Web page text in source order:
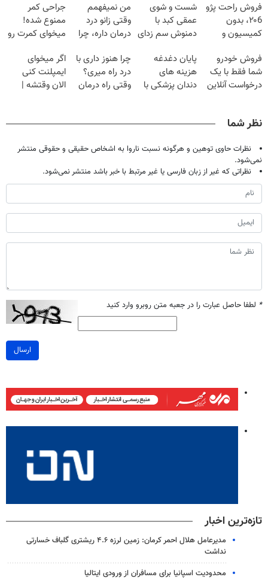
فروش راحت پژو
۲۰6، بدون
کمیسیون و
شست و شوی
عمقی کبد با
دمنوش سم زدای
من نمیفهمم
وقتی زانو درد
درمان داره، چرا
تحمل میکنی؟❗
جراحی کمر
ممنوع شده!
میخوای کمرت رو
کنی؟
((پرسش‌نامه))
فروش خودرو
شما فقط با یک
درخواست آنلاین
پایان دغدغه
هزینه های
دندان پزشکی با
چرا هنوز داری با
درد راه میری؟
وقتی راه درمان
اگر میخوای
ایمپلنت کنی
الان وقتشه |
نظر شما
نظرات حاوی توهین و هرگونه نسبت ناروا به اشخاص حقیقی و حقوقی منتشر
نمی‌شود.
نظراتی که غیر از زبان فارسی یا غیر مرتبط با خبر باشد منتشر نمی‌شود.
* لطفا حاصل عبارت را در جعبه متن روبرو وارد کنید
ارسال
تازه‌ترین اخبار
مدیرعامل هلال احمر کرمان: زمین لرزه ۴.۶ ریشتری گلباف خسارتی
نداشت
محدودیت اسپانیا برای مسافران از ورودی ایتالیا